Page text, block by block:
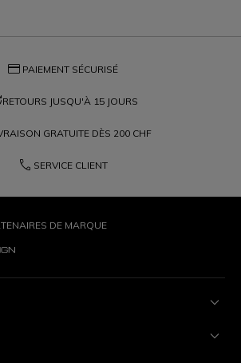
credit_card PAIEMENT SÉCURISÉ
RETOURS JUSQU'À 15 JOURS
GRATUITE DÈS 200 CHF
phone SERVICE CLIENT
DE MARQUE